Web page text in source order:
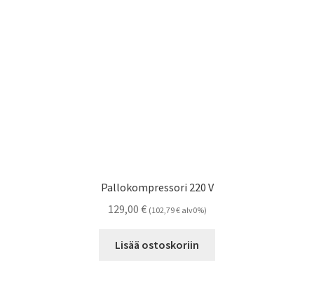
Pallokompressori 220 V
129,00 € (102,79€alv0%)
Lisää ostoskoriin